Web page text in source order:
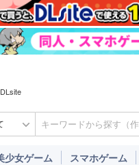
少女ゲーム スマホゲーム